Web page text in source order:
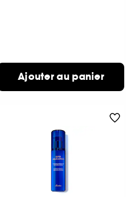
Ajouter au panier